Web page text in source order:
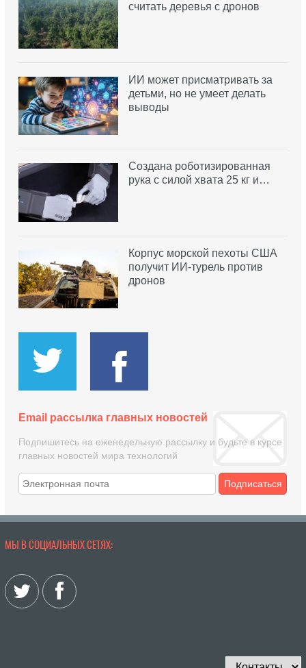
считать деревья с дронов
ИИ может присматривать за
детьми, но не умеет делать
выводы
Создана роботизированная
рука с силой хвата 25 кг и…
Корпус морской пехоты США
получит ИИ-турель против
дронов
Email рассылка главных новостей
Подпишитесь на еженедельную рассылку и будьте в курсе
главных новостей мира технологий
Подписаться
МЫ В СОЦИАЛЬНЫХ СЕТЯХ: